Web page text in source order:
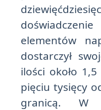
elementów
dostarczył
ilości około
pięciu tysięcy
granicą.